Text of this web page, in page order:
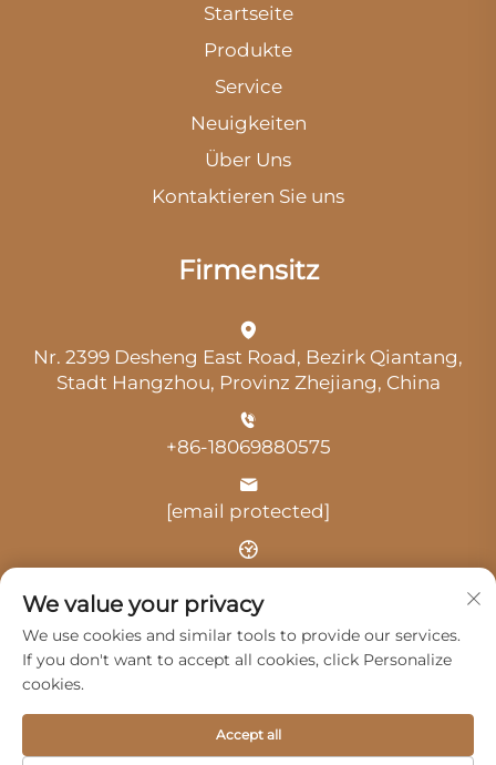
Startseite
Produkte
Service
Neuigkeiten
Über Uns
Kontaktieren Sie uns
Firmensitz
Nr. 2399 Desheng East Road, Bezirk Qiantang,
Stadt Hangzhou, Provinz Zhejiang, China
+86-18069880575
[email protected]
Urheberrecht © 2025 durch Hangzhou Guangji
Automobile Service Co., Ltd. -
We value your privacy
We use cookies and similar tools to provide our services.
If you don't want to accept all cookies, click Personalize
cookies.
Accept all